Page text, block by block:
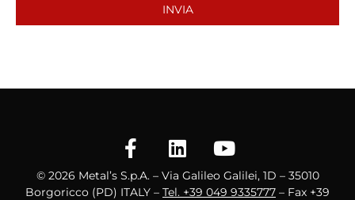
INVIA
© 2026 Metal’s S.p.A. – Via Galileo Galilei, 1D – 35010
Borgoricco (PD) ITALY – Tel. +39 049 9335777 – Fax +39